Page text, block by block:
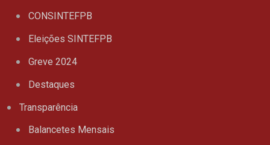
CONSINTEFPB
Eleições SINTEFPB
Greve 2024
Destaques
Transparência
Balancetes Mensais